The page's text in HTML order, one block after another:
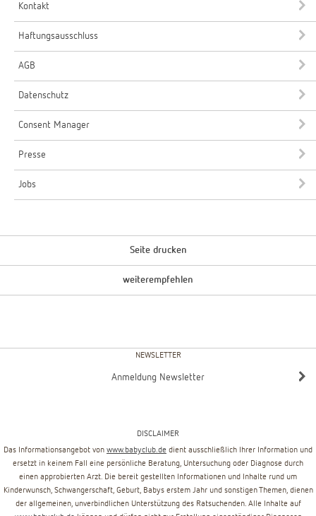
Kontakt
Haftungsausschluss
AGB
Datenschutz
Consent Manager
Presse
Jobs
Seite drucken
weiterempfehlen
NEWSLETTER
Anmeldung Newsletter
DISCLAIMER
Das Informationsangebot von www.babyclub.de dient ausschließlich Ihrer Information und
ersetzt in keinem Fall eine persönliche Beratung, Untersuchung oder Diagnose durch
einen approbierten Arzt. Die bereit gestellten Informationen und Inhalte rund um
Kinderwunsch, Schwangerschaft, Geburt, Babys erstem Jahr und sonstigen Themen, dienen
der allgemeinen, unverbindlichen Unterstützung des Ratsuchenden. Alle Inhalte auf